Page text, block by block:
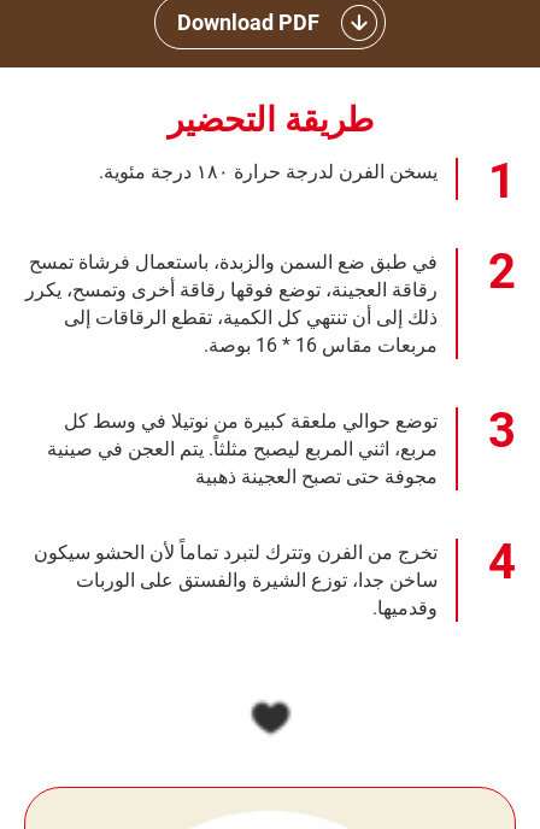
Download PDF
طريقة التحضير
يسخن الفرن لدرجة حرارة ١٨٠ درجة مئوية.
في طبق ضع السمن والزبدة، باستعمال فرشاة تمسح
رقاقة العجينة، توضع فوقها رقاقة أخرى وتمسح، يكرر
ذلك إلى أن تنتهي كل الكمية، تقطع الرقاقات إلى
مربعات مقاس 16 * 16 بوصة.
توضع حوالي ملعقة كبيرة من نوتيلا في وسط كل
مربع، اثني المربع ليصبح مثلثاً. يتم العجن في صينية
مجوفة حتى تصبح العجينة ذهبية
تخرج من الفرن وتترك لتبرد تماماً لأن الحشو سيكون
ساخن جدا، توزع الشيرة والفستق على الوربات
وقدميها.